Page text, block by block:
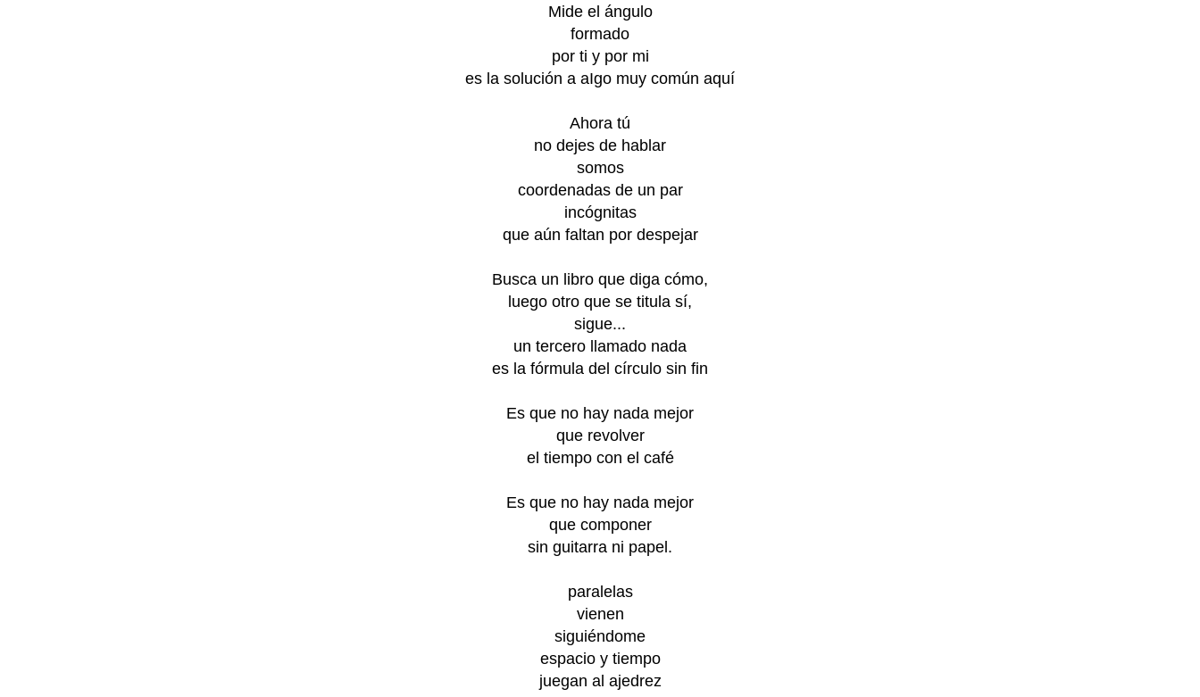
Mide el ángulo
formado
por ti y por mi
es la solución a aIgo muy común aquí
Ahora tú
no dejes de hablar
somos
coordenadas de un par
incógnitas
que aún faltan por despejar
Busca un libro que diga cómo,
luego otro que se titula sí,
sigue...
un tercero llamado nada
es la fórmula del círculo sin fin
Es que no hay nada mejor
que revolver
el tiempo con el café
Es que no hay nada mejor
que componer
sin guitarra ni papel.
paralelas
vienen
siguiéndome
espacio y tiempo
juegan al ajedrez